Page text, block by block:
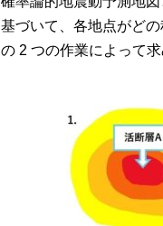
基づいて、各地点がど
の 2 つの作業によって求